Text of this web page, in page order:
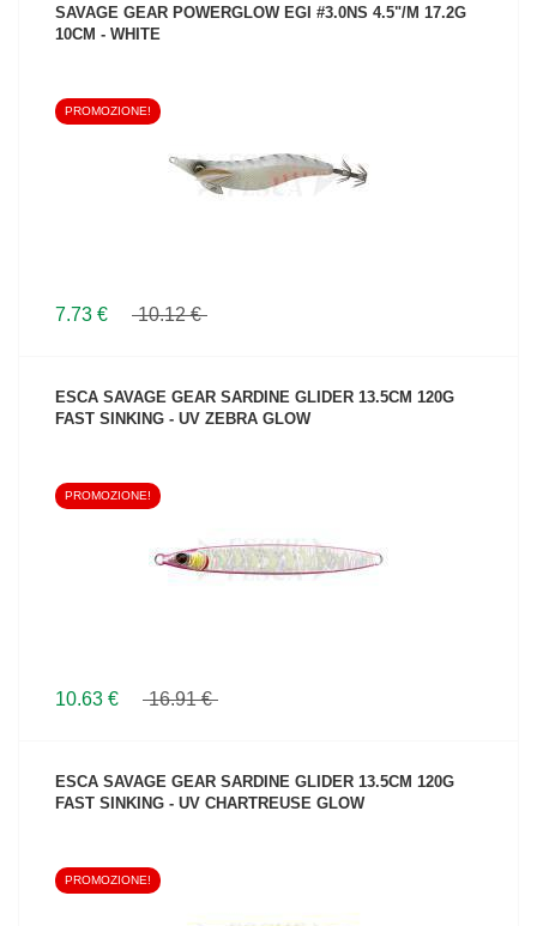
SAVAGE GEAR POWERGLOW EGI #3.0NS 4.5"/M 17.2G
10CM - WHITE
PROMOZIONE!
7.73 € 10.12 €
ESCA SAVAGE GEAR SARDINE GLIDER 13.5CM 120G
FAST SINKING - UV ZEBRA GLOW
PROMOZIONE!
10.63 € 16.91 €
ESCA SAVAGE GEAR SARDINE GLIDER 13.5CM 120G
FAST SINKING - UV CHARTREUSE GLOW
PROMOZIONE!